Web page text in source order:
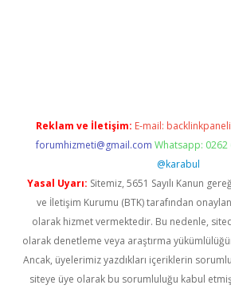
Reklam ve İletişim: E-mail:
forumhizmeti@gmail.com Whatsapp: 0262
@karabul
Yasal Uyarı: Sitemiz, 5651 Sayılı Kanun
ve İletişim Kurumu (BTK) tarafından
olarak hizmet vermektedir. Bu nedenle,
olarak denetleme veya araştırma
Ancak, üyelerimiz yazdıkları içeriklerin
siteye üye olarak bu sorumluluğu kabul